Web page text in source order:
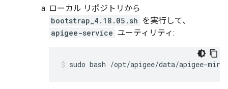
ローカル リポジトリから
bootstrap_4.18.05.sh を実行して、
apigee-service ユーティリティ:
sudo bash /opt/apigee/data/apigee-